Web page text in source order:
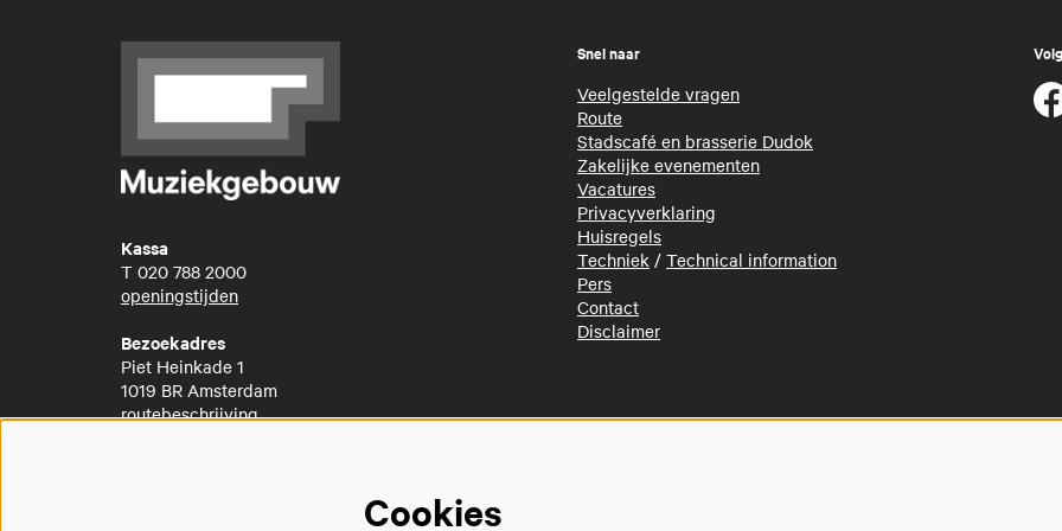
Kassa
T 020 788 2000
openingstijden
Bezoekadres
Piet Heinkade 1
1019 BR Amsterdam
routebeschrijving
Snel naar
Veelgestelde vragen
Route
Stadscafé en brasserie Dudok
Zakelijke evenementen
Vacatures
Privacyverklaring
Huisregels
Techniek / Technical information
Pers
Contact
Disclaimer
Cookies